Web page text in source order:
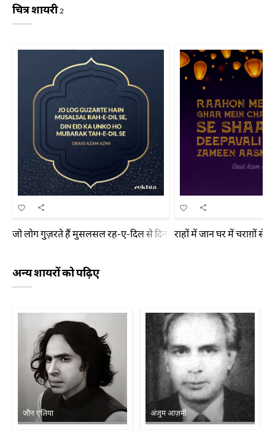
चित्र शायरी2
जो लोग गुज़रते हैं मुसलसल रह-ए-दिल से दिन ईद का उन को हो मुबारक तह-
राहों में जान घर में चराग़ों
अन्य शायरों को पढ़िए
जौन एलिया अंजुम आज़मी